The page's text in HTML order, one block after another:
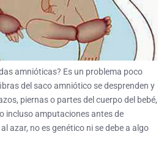
amnióticas? Es un problema poco
del saco amniótico se desprenden y
piernas o partes del cuerpo del bebé,
incluso amputaciones antes de
azar, no es genético ni se debe a algo